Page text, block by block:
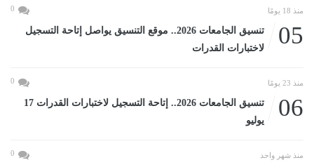
منذ 18 يومًا 0
05
تنسيق الجامعات 2026.. موقع التنسيق يواصل إتاحة التسجيل
لاختبارات القدرات
منذ 23 يومًا 0
06
تنسيق الجامعات 2026.. إتاحة التسجيل لاختبارات القدرات 17
يوليو
منذ شهر واحد 0